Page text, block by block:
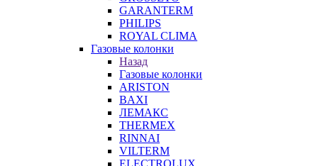
GARANTERM
PHILIPS
ROYAL CLIMA
Газовые колонки
Назад
Газовые колонки
ARISTON
BAXI
ЛЕМАКС
THERMEX
RINNAI
VILTERM
ELECTROLUX